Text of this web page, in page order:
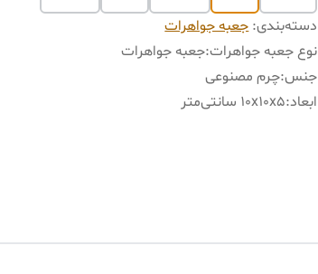
دسته‌بندی:جعبه جواهرات
نوع جعبه جواهرات:جعبه جواهرات
جنس:چرم مصنوعی
ابعاد:10x10x5 سانتی‌متر